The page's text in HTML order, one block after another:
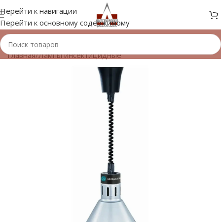
Перейти к навигации
Перейти к основному содержимому
Главная/Лампы инсектицидные